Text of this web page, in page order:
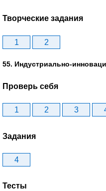
Творческие задания
1 2
55. Индустриально-
Проверь себя
1 2 3
Задания
4
Тесты